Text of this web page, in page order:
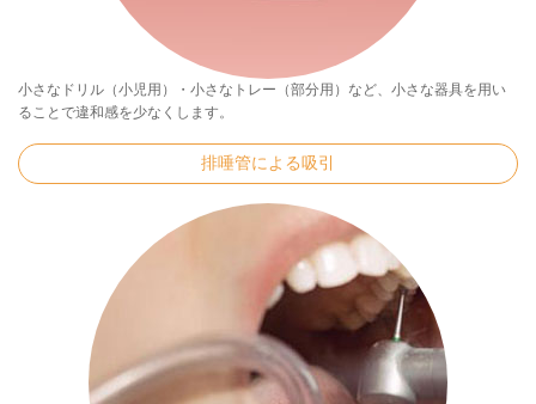
小さなドリル（小児用）・小さなトレー（部分用）など、小さな器具を用い
ることで違和感を少なくします。
排唾管による吸引